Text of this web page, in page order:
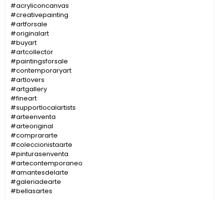
#acryliconcanvas
#creativepainting
#artforsale
#originalart
#buyart
#artcollector
#paintingsforsale
#contemporaryart
#artlovers
#artgallery
#fineart
#supportlocalartists
#arteenventa
#arteoriginal
#comprararte
#coleccionistaarte
#pinturasenventa
#artecontemporaneo
#amantesdelarte
#galeriadearte
#bellasartes